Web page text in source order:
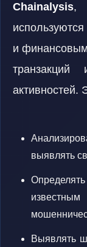
Chainalysis
и
транзакций
активностей.
выявлять
Выявлять